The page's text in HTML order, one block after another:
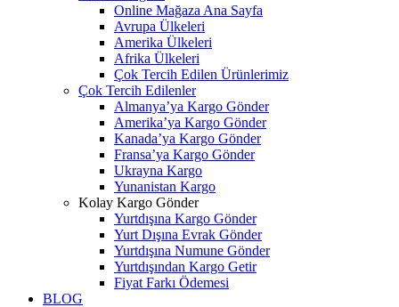
Online Mağaza Ana Sayfa
Avrupa Ülkeleri
Amerika Ülkeleri
Afrika Ülkeleri
Çok Tercih Edilen Ürünlerimiz
Çok Tercih Edilenler
Almanya’ya Kargo Gönder
Amerika’ya Kargo Gönder
Kanada’ya Kargo Gönder
Fransa’ya Kargo Gönder
Ukrayna Kargo
Yunanistan Kargo
Kolay Kargo Gönder
Yurtdışına Kargo Gönder
Yurt Dışına Evrak Gönder
Yurtdışına Numune Gönder
Yurtdışından Kargo Getir
Fiyat Farkı Ödemesi
BLOG